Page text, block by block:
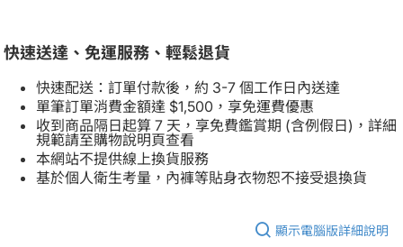
快速送達、免運服務、輕鬆退貨
快速配送：訂單付款後，約 3-7 個工作日內送達
單筆訂單消費金額達 $1,500，享免運費優惠
收到商品隔日起算 7 天，享免費鑑賞期 (含例假日)，詳細
規範請至購物說明頁查看
本網站不提供線上換貨服務
基於個人衛生考量，內褲等貼身衣物恕不接受退換貨
顯示電腦版詳細說明